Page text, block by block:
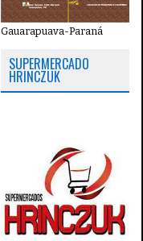
Gauarapuava-Paraná
SUPERMERCADO
HRINCZUK